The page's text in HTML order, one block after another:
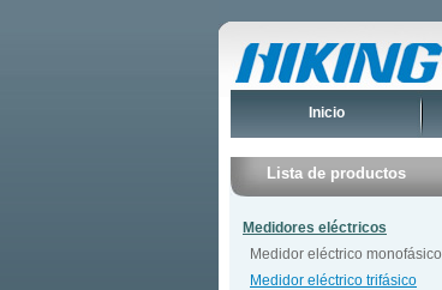
Inicio
Lista de productos
Medidores eléctricos
Medidor eléctrico monofásico
Medidor eléctrico trifásico